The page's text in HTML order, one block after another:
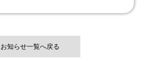
お知らせ一覧へ戻る